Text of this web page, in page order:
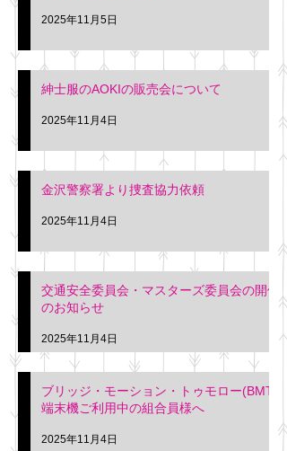
2025年11月5日
紳士服のAOKIの販売会について
2025年11月4日
金沢警察署より捜査協力依頼
2025年11月4日
交通安全委員会・マスターズ委員会の開催
のお知らせ
2025年11月4日
ブリッジ・モーション・トゥモロー(BMT)
端末機ご利用中の組合員様へ
2025年11月4日